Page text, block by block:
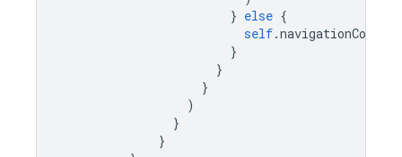
} else {
self.
}
}
}
)
}
}